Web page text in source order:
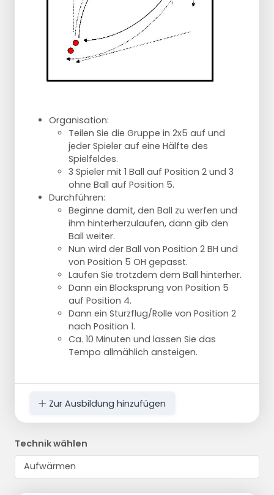
Organisation:
Teilen Sie die Gruppe in 2x5 auf und
jeder Spieler auf eine Hälfte des
Spielfeldes.
3 Spieler mit 1 Ball auf Position 2 und 3
ohne Ball auf Position 5.
Durchführen:
Beginne damit, den Ball zu werfen und
ihm hinterherzulaufen, dann gib den
Ball weiter.
Nun wird der Ball von Position 2 BH und
von Position 5 OH gepasst.
Laufen Sie trotzdem dem Ball hinterher.
Dann ein Blocksprung von Position 5
auf Position 4.
Dann ein Sturzflug/Rolle von Position 2
nach Position 1.
Ca. 10 Minuten und lassen Sie das
Tempo allmählich ansteigen.
Zur Ausbildung hinzufügen
Technik wählen